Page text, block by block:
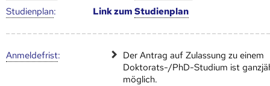
Studien­plan: Link zumStudien­plan
Anmelde­frist:
Der Antrag auf Zulassung zu einem
Doktorats-/PhD-Studium ist
möglich.